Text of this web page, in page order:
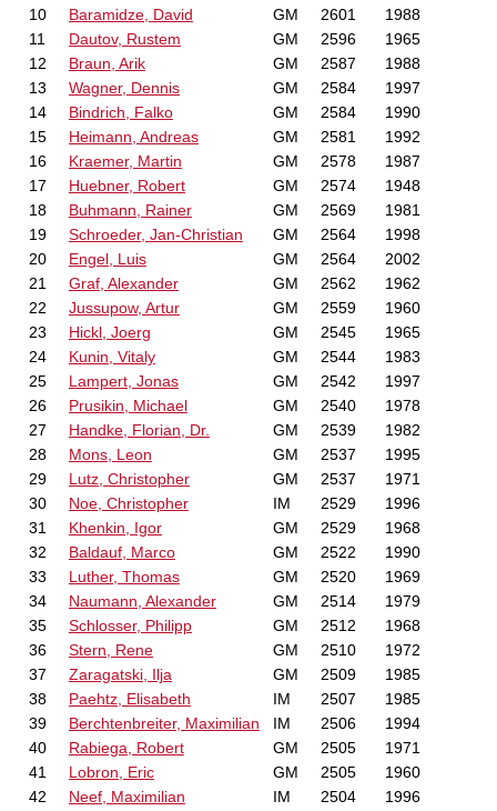
10
Baramidze, David GM 2601
1988
11
Dautov, Rustem GM 2596
1965
12
Braun, Arik GM 2587
1988
13
Wagner, Dennis GM 2584
1997
14
Bindrich, Falko GM 2584
1990
15
Heimann, Andreas GM 2581
1992
16
Kraemer, Martin GM 2578
1987
17
Huebner, Robert GM 2574
1948
18
Buhmann, Rainer GM 2569
1981
19
Schroeder, Jan-Christian GM 2564
1998
20
Engel, Luis GM 2564
2002
21
Graf, Alexander GM 2562
1962
22
Jussupow, Artur GM 2559
1960
23
Hickl, Joerg GM 2545
1965
24
Kunin, Vitaly GM 2544
1983
25
Lampert, Jonas GM 2542
1997
26
Prusikin, Michael GM 2540
1978
27
Handke, Florian, Dr. GM 2539
1982
28
Mons, Leon GM 2537
1995
29
Lutz, Christopher GM 2537
1971
30
Noe, Christopher IM 2529
1996
31
Khenkin, Igor GM 2529
1968
32
Baldauf, Marco GM 2522
1990
33
Luther, Thomas GM 2520
1969
34
Naumann, Alexander GM 2514
1979
35
Schlosser, Philipp GM 2512
1968
36
Stern, Rene GM 2510
1972
37
Zaragatski, Ilja GM 2509
1985
38
Paehtz, Elisabeth IM 2507
1985
39
Berchtenbreiter, Maximilian IM 2506
1994
40
Rabiega, Robert GM 2505
1971
41
Lobron, Eric GM 2505
1960
42
Neef, Maximilian IM 2504
1996